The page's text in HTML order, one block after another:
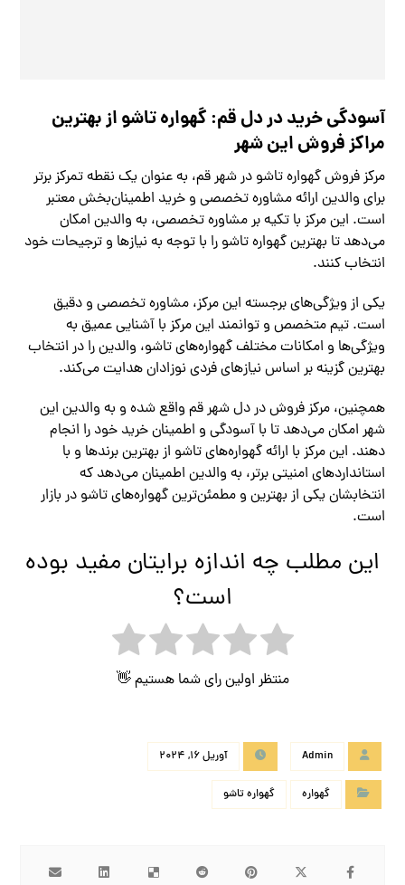
آسودگی خرید در دل قم: گهواره تاشو از بهترین
مراکز فروش این شهر
مرکز فروش گهواره تاشو در شهر قم، به عنوان یک نقطه تمرکز برتر
برای والدین ارائه مشاوره تخصصی و خرید اطمینان‌بخش معتبر
است. این مرکز با تکیه بر مشاوره تخصصی، به والدین امکان
می‌دهد تا بهترین گهواره تاشو را با توجه به نیازها و ترجیحات خود
انتخاب کنند.
یکی از ویژگی‌های برجسته این مرکز، مشاوره تخصصی و دقیق
است. تیم متخصص و توانمند این مرکز با آشنایی عمیق به
ویژگی‌ها و امکانات مختلف گهواره‌های تاشو، والدین را در انتخاب
بهترین گزینه بر اساس نیازهای فردی نوزادان هدایت می‌کند.
همچنین، مرکز فروش در دل شهر قم واقع شده و به والدین این
شهر امکان می‌دهد تا با آسودگی و اطمینان خرید خود را انجام
دهند. این مرکز با ارائه گهواره‌های تاشو از بهترین برندها و با
استانداردهای امنیتی برتر، به والدین اطمینان می‌دهد که
انتخابشان یکی از بهترین و مطمئن‌ترین گهواره‌های تاشو در بازار
است.
این مطلب چه اندازه برایتان مفید بوده
است؟
منتظر اولین رای شما هستیم 👋
Admin آوریل 16, 2024
گهواره گهواره تاشو